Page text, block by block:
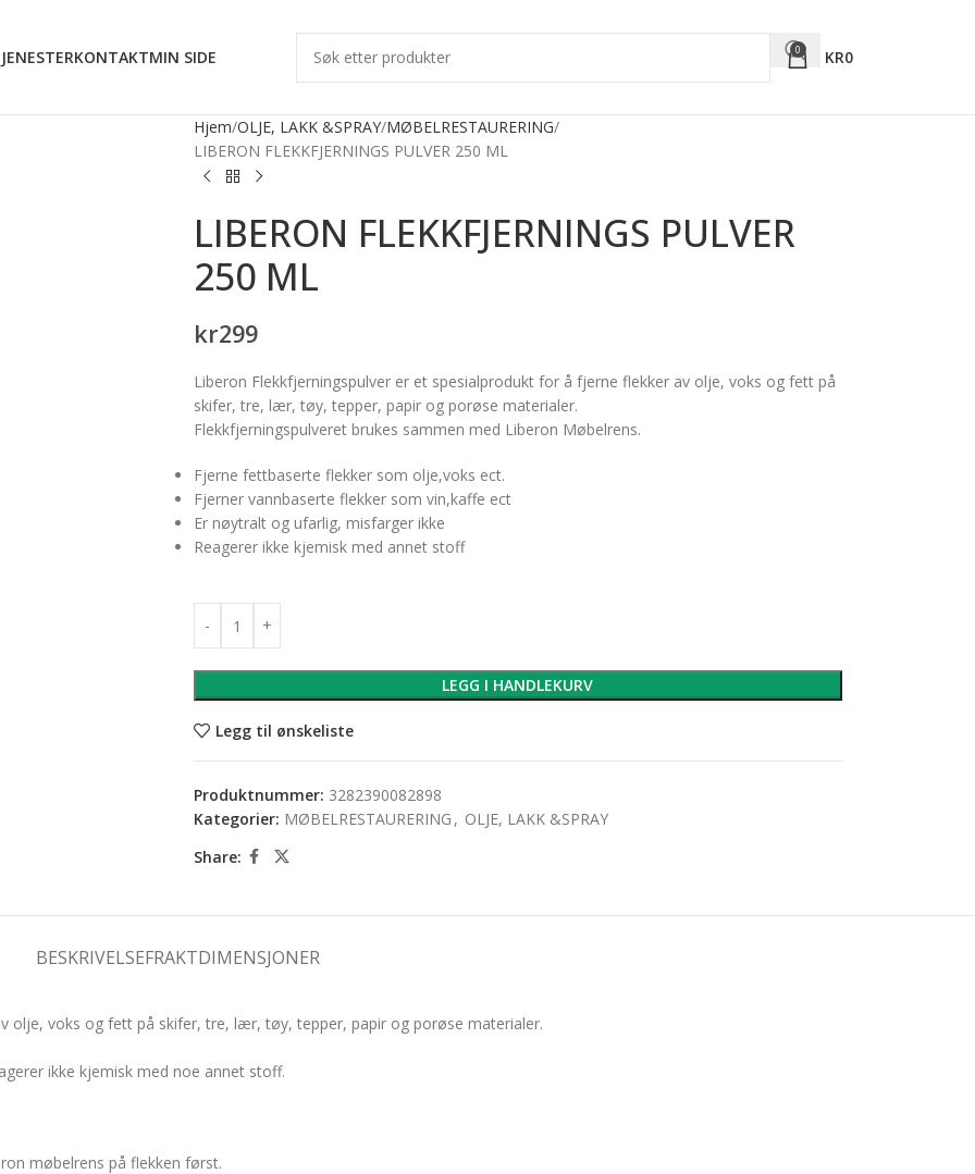
KONTAKTMIN SIDE 0 KR0
Hjem OLJE, LAKK &SPRAY MØBELRESTAURERING
LIBERON FLEKKFJERNINGS PULVER 250 ML
LIBERON FLEKKFJERNINGS PULVER
250 ML
kr299
Liberon Flekkfjerningspulver er et spesialprodukt for å fjerne flekker av olje, voks og fett på
skifer, tre, lær, tøy, tepper, papir og porøse materialer.
Flekkfjerningspulveret brukes sammen med Liberon Møbelrens.
Fjerne fettbaserte flekker som olje,voks ect.
Fjerner vannbaserte flekker som vin,kaffe ect
Er nøytralt og ufarlig, misfarger ikke
Reagerer ikke kjemisk med annet stoff
LEGG I HANDLEKURV
Legg til ønskeliste
Produktnummer: 3282390082898
Kategorier: MØBELRESTAURERING , OLJE, LAKK &SPRAY
Share:
BESKRIVELSEFRAKTDIMENSJONER
olje, voks og fett på skifer, tre, lær, tøy, tepper, papir og porøse materialer.
ikke kjemisk med noe annet stoff.
møbelrens på flekken først.